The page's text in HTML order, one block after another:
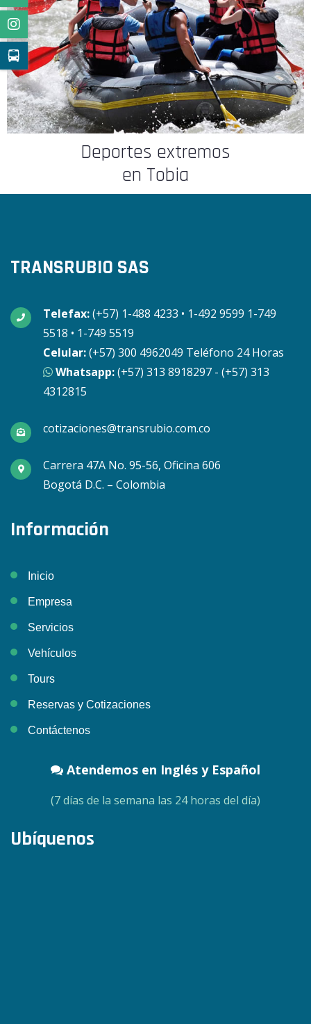
Deportes extremos
en Tobia
TRANSRUBIO SAS
Telefax:(+57) 1-488 4233 • 1-492 9599 1-749
5518 • 1-749 5519
Celular:(+57) 300 4962049 Teléfono 24 Horas
Whatsapp:(+57) 313 8918297 - (+57) 313
4312815
cotizaciones@transrubio.com.co
Carrera 47A No. 95-56, Oficina 606
Bogotá D.C. – Colombia
Información
Inicio
Empresa
Servicios
Vehículos
Tours
Reservas y Cotizaciones
Contáctenos
Atendemos en Inglés y Español
(7 días de la semana las 24 horas del día)
Ubíquenos